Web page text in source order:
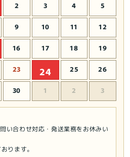
2 3 4 5
9 10 11 12
16 17 18 19
23 24 25 26
30 1 2 3
い合わせ対応・発送業務をお休みい
ります。